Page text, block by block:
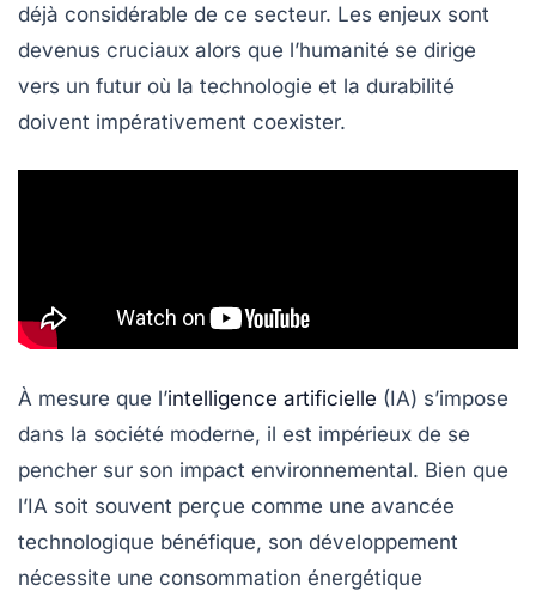
déjà considérable de ce secteur. Les enjeux sont
devenus cruciaux alors que l’humanité se dirige
vers un futur où la technologie et la durabilité
doivent impérativement coexister.
À mesure que l’intelligence artificielle (IA) s’impose
dans la société moderne, il est impérieux de se
pencher sur son impact environnemental. Bien que
l’IA soit souvent perçue comme une avancée
technologique bénéfique, son développement
nécessite une consommation énergétique